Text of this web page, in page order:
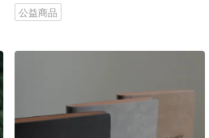
公益商品